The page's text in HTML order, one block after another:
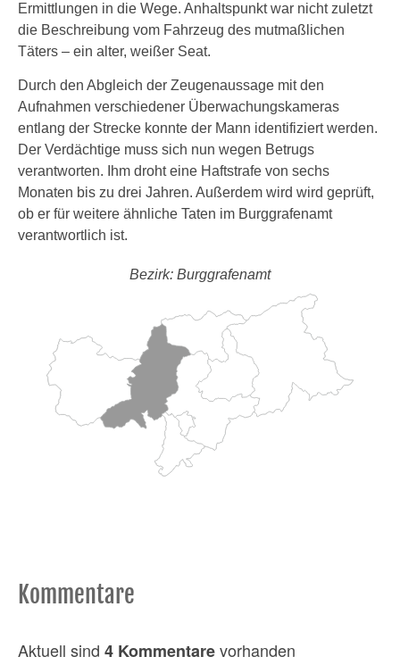
Ermittlungen in die Wege. Anhaltspunkt war nicht zuletzt
die Beschreibung vom Fahrzeug des mutmaßlichen
Täters – ein alter, weißer Seat.
Durch den Abgleich der Zeugenaussage mit den
Aufnahmen verschiedener Überwachungskameras
entlang der Strecke konnte der Mann identifiziert werden.
Der Verdächtige muss sich nun wegen Betrugs
verantworten. Ihm droht eine Haftstrafe von sechs
Monaten bis zu drei Jahren. Außerdem wird wird geprüft,
ob er für weitere ähnliche Taten im Burggrafenamt
verantwortlich ist.
Bezirk: Burggrafenamt
Kommentare
Aktuell sind 4 Kommentarevorhanden